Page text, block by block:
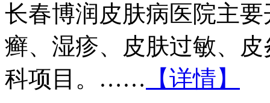
长春博润皮肤病医院主
癣、湿疹、皮肤过敏、
科项目。…… 【详情】